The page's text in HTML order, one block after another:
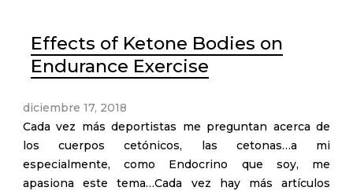
Effects of Ketone Bodies on
Endurance Exercise
diciembre 17, 2018
Cada vez más deportistas me preguntan acerca de
los cuerpos cetónicos, las cetonas…a mi
especialmente, como Endocrino que soy, me
apasiona este tema…Cada vez hay más artículos